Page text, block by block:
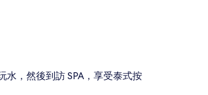
，然後到訪 SPA，享受泰式按